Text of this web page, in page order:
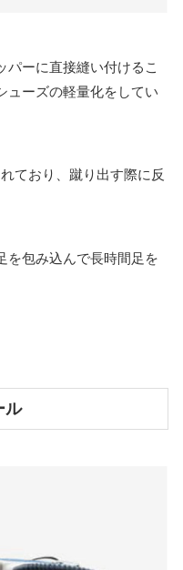
パーに直接縫い付けるこ
ューズの軽量化をしてい
ており、蹴り出す際に反
を包み込んで長時間足を
ル